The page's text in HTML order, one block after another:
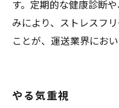
す。定期的な健康診断
みにより、ストレスフ
ことが、運送業界にお
やる気重視